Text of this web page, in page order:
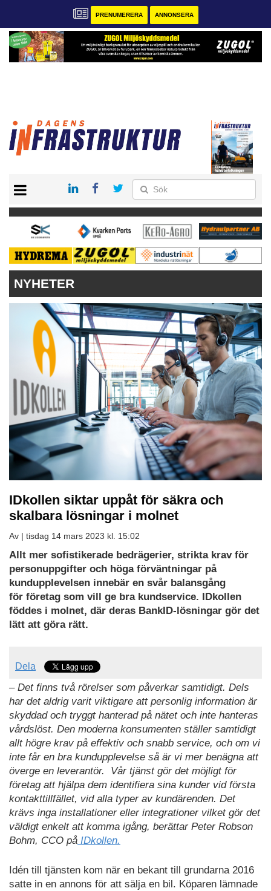
PRENUMERERA ANNONSERA
KONTAKT
VÅRA ANDRA MAGASIN
PRENUMERERA
ANNONSERA
NYHETER
IDkollen siktar uppåt för säkra och
skalbara lösningar i molnet
Av | tisdag 14 mars 2023 kl. 15:02
Allt mer sofistikerade bedrägerier, strikta krav för
personuppgifter och höga förväntningar på
kundupplevelsen innebär en svår balansgång
för företag som vill ge bra kundservice. IDkollen
föddes i molnet, där deras BankID-lösningar gör det
lätt att göra rätt.
Dela
– Det finns två rörelser som påverkar samtidigt. Dels
har det aldrig varit viktigare att personlig information är
skyddad och tryggt hanterad på nätet och inte hanteras
vårdslöst. Den moderna konsumenten ställer samtidigt
allt högre krav på effektiv och snabb service, och om vi
inte får en bra kundupplevelse så är vi mer benägna att
överge en leverantör. Vår tjänst gör det möjligt för
företag att hjälpa dem identifiera sina kunder vid första
kontakttillfället, vid alla typer av kundärenden. Det
krävs inga installationer eller integrationer vilket gör det
väldigt enkelt att komma igång, berättar Peter Robson
Bohm, CCO på IDkollen.
Idén till tjänsten kom när en bekant till grundarna 2016
satte in en annons för att sälja en bil. Köparen lämnade